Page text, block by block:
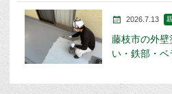
2026.7.13
藤枝市の外
い・鉄部・